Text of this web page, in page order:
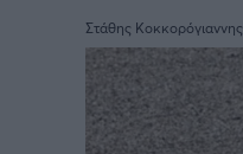
Στάθης Κοκκορόγιαννης